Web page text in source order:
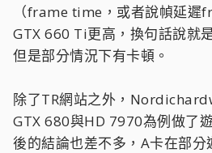
（frame time，或者說幀延
GTX 660 Ti更高，換句話說就
但是部分情況下有卡頓。
除了​​TR網站之外，
GTX 680與HD 7970為例做了
後的結論也差不多，A卡在部分